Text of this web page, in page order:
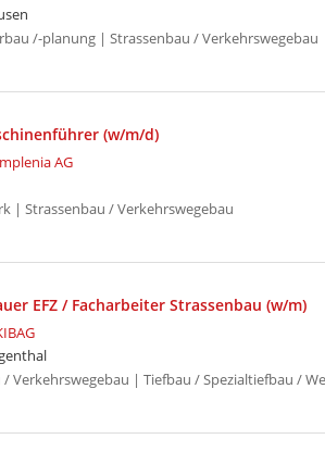
/-planung | Strassenbau / Verkehrswegebau
(w/m/d)
AG
| Strassenbau / Verkehrswegebau
EFZ / Facharbeiter Strassenbau (w/m)
/ Verkehrswegebau | Tiefbau / Spezialtiefbau /